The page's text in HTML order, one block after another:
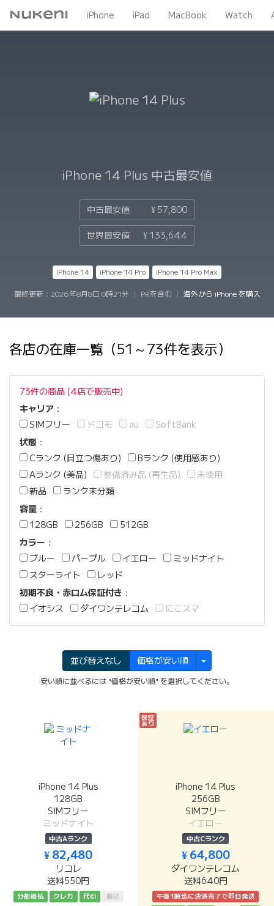
Nukeni iPhone iPad MacBook Watch
iPhone 14 Plus 中古最安値
中古最安値 ¥ 57,800
世界最安値 ¥ 133,644
iPhone 14 iPhone 14 Pro iPhone 14 Pro Max
最終更新： 2026年8月8日 0時21分 PRを含む 海外から iPhone を購入
各店の在庫一覧（51～73件を表示）
73件の商品 (4店で販売中)
キャリア ：
SIMフリー
ドコモ au
SoftBank
状態 ：
Cランク (目立つ傷あり)
Bランク (使用感あり)
Aランク (美品)
整備済み品 (再生品)
未使用
新品
ランク未分類
容量 ：
128GB
256GB
512GB
カラー ：
ブルー
パープル イエロー
ミッドナイト
スターライト
レッド
初期不良・赤ロム保証付き ：
イオシス
ダイワンテレコム にこスマ
並び替えなし 価格が安い順
安い順に並べるには "価格が安い順" を選択してください。
iPhone 14 Plus
128GB
SIMフリー
ミッドナイト
中古Aランク
¥ 82,480
リコレ
送料550円
分割後払 クレカ 代引 振込
保証
あり
iPhone 14 Plus
256GB
SIMフリー
イエロー
中古Cランク
¥ 64,800
ダイワンテレコム
送料640円
午後1時迄に決済完了で即日発送